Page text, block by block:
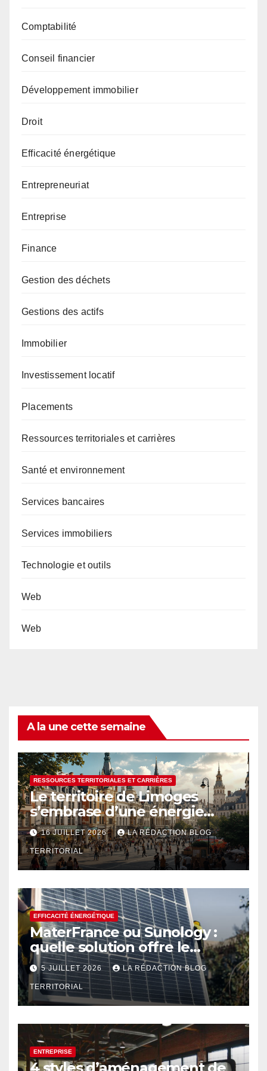
Comptabilité
Conseil financier
Développement immobilier
Droit
Efficacité énergétique
Entrepreneuriat
Entreprise
Finance
Gestion des déchets
Gestions des actifs
Immobilier
Investissement locatif
Placements
Ressources territoriales et carrières
Santé et environnement
Services bancaires
Services immobiliers
Technologie et outils
Web
Web
A la une cette semaine
RESSOURCES TERRITORIALES ET CARRIÈRES
Le territoire de Limoges
s’embrase d’une énergie
créative renouvelée
16 JUILLET 2026 LA RÉDACTION BLOG
TERRITORIAL
EFFICACITÉ ÉNERGÉTIQUE
MaterFrance ou Sunology :
quelle solution offre le
meilleur rendement ?
5 JUILLET 2026 LA RÉDACTION BLOG
TERRITORIAL
ENTREPRISE